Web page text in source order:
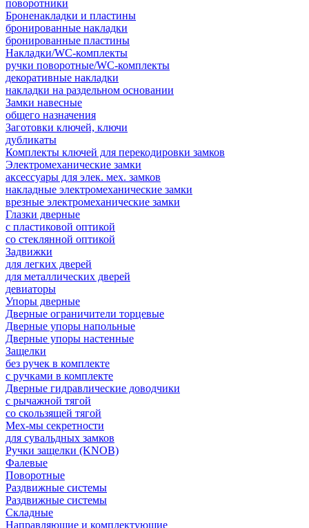
поворотники
Броненакладки и пластины
бронированные накладки
бронированные пластины
Накладки/WC-комплекты
ручки поворотные/WC-комплекты
декоративные накладки
накладки на раздельном основании
Замки навесные
общего назначения
Заготовки ключей, ключи
дубликаты
Комплекты ключей для перекодировки замков
Электромеханические замки
аксессуары для элек. мех. замков
накладные электромеханические замки
врезные электромеханические замки
Глазки дверные
с пластиковой оптикой
со стеклянной оптикой
Задвижки
для легких дверей
для металлических дверей
девиаторы
Упоры дверные
Дверные ограничители торцевые
Дверные упоры напольные
Дверные упоры настенные
Защелки
без ручек в комплекте
с ручками в комплекте
Дверные гидравлические доводчики
с рычажной тягой
со скользящей тягой
Мех-мы секретности
для сувальдных замков
Ручки защелки (KNOB)
Фалевые
Поворотные
Раздвижные системы
Раздвижные системы
Складные
Направляющие и комплектующие